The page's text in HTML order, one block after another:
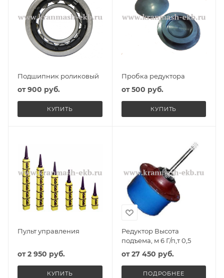
Подшипник роликовый
от900 руб.
КУПИТЬ
Пробка редуктора
от500 руб.
КУПИТЬ
Пульт управления
от2 950 руб.
КУПИТЬ
Редуктор Высота
подъема, м 6 Г/п,т 0,5
от27 450 руб.
ПОДРОБНЕЕ